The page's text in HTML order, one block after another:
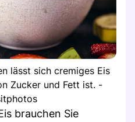
lässt sich cremiges Eis
Zucker und Fett ist. -
brauchen Sie